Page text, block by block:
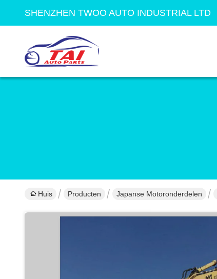
SHENZHEN TWOO AUTO INDUSTRIAL LTD
Huis Producten Japanse Motoronderdelen